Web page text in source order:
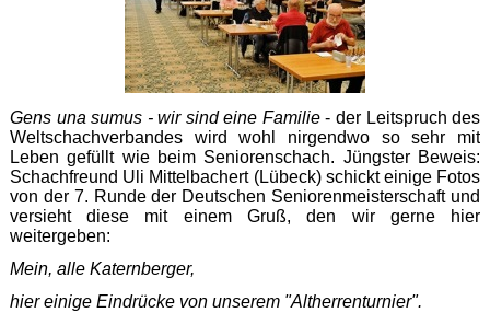
Gens una sumus - wir sind eine Familie- der Leitspruch des
Weltschachverbandes wird wohl nirgendwo so sehr mit
Leben gefüllt wie beim Seniorenschach. Jüngster Beweis:
Schachfreund Uli Mittelbachert (Lübeck) schickt einige Fotos
von der 7. Runde der Deutschen Seniorenmeisterschaft und
versieht diese mit einem Gruß, den wir gerne hier
weitergeben:
Mein, alle Katernberger,
hier einige Eindrücke von unserem "Altherrenturnier".